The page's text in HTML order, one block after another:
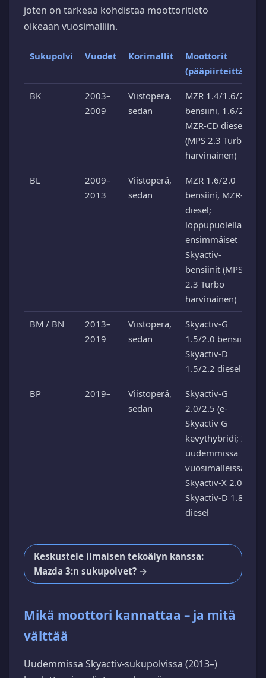
joten on tärkeää kohdistaa moottoritieto
oikeaan vuosimalliin.
Sukupolvi Vuodet Korimallit
Moottorit
(pääpiirteittäin)
BK
2003–
2009
Viistoperä,
sedan
MZR 1.4/1.6/2.0
bensiini, 1.6/2.0
MZR-CD diesel
(MPS 2.3 Turbo
harvinainen)
BL
2009–
2013
Viistoperä,
sedan
MZR 1.6/2.0
bensiini, MZR-CD
diesel;
loppupuolella
ensimmäiset
Skyactiv-
bensiinit (MPS
2.3 Turbo
harvinainen)
BM / BN
2013–
2019
Viistoperä,
sedan
Skyactiv-G
1.5/2.0 bensiini,
Skyactiv-D
1.5/2.2 diesel
BP 2019–
Viistoperä,
sedan
Skyactiv-G
2.0/2.5 (e-
Skyactiv G
kevythybridi; 2.5
uudemmissa
vuosimalleissa),
Skyactiv-X 2.0,
Skyactiv-D 1.8
diesel
Keskustele ilmaisen tekoälyn kanssa:
Mazda 3:n sukupolvet? →
Mikä moottori kannattaa – ja mitä
välttää
Uudemmissa Skyactiv-sukupolvissa (2013–)